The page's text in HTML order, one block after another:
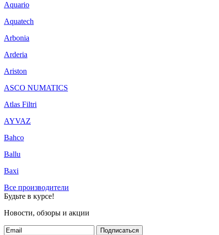
Aquario
Aquatech
Arbonia
Arderia
Ariston
ASCO NUMATICS
Atlas Filtri
AYVAZ
Bahco
Ballu
Baxi
Все производители
Будьте в курсе!
Новости, обзоры и акции
Подписаться